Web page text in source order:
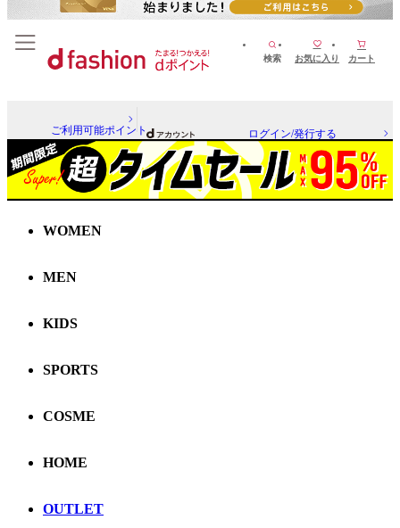
検索 お気に入り カート
ご利用可能ポイント ログイン/発行する
WOMEN
MEN
KIDS
SPORTS
COSME
HOME
OUTLET